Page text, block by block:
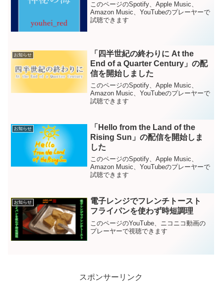
このページのSpotify、Apple Music、
Amazon Music、YouTubeのプレーヤーで
試聴できます
お知らせ
「四半世紀の終わりに At the
End of a Quarter Century」の配
信を開始しました
このページのSpotify、Apple Music、
Amazon Music、YouTubeのプレーヤーで
試聴できます
お知らせ
「Hello from the Land of the
Rising Sun」の配信を開始しま
した
このページのSpotify、Apple Music、
Amazon Music、YouTubeのプレーヤーで
試聴できます
お知らせ
電子レンジでフレンチトースト
フライパンを使わず時短調理
このページのYouTube、ニコニコ動画の
プレーヤーで視聴できます
スポンサーリンク